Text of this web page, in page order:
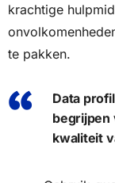
krachtige
te pakken.
Data
begrijpen
kwaliteit